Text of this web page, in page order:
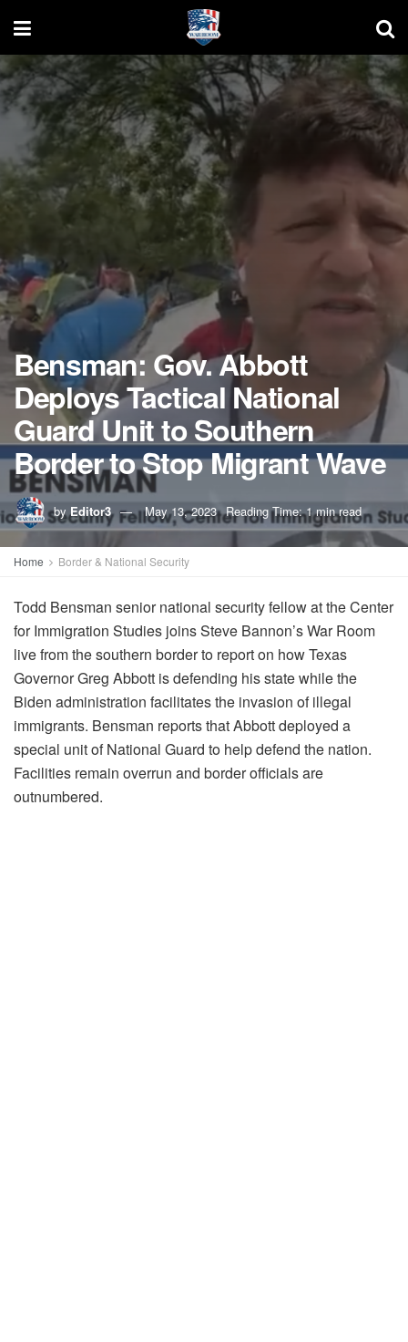
Bensman: Gov. Abbott
Deploys Tactical National
Guard Unit to Southern
Border to Stop Migrant Wave
by Editor3 May 13, 2023 Reading Time: 1 min read
Home Border & National Security
Todd Bensman senior national security fellow at the Center
for Immigration Studies joins Steve Bannon’s War Room
live from the southern border to report on how Texas
Governor Greg Abbott is defending his state while the
Biden administration facilitates the invasion of illegal
immigrants. Bensman reports that Abbott deployed a
special unit of National Guard to help defend the nation.
Facilities remain overrun and border officials are
outnumbered.